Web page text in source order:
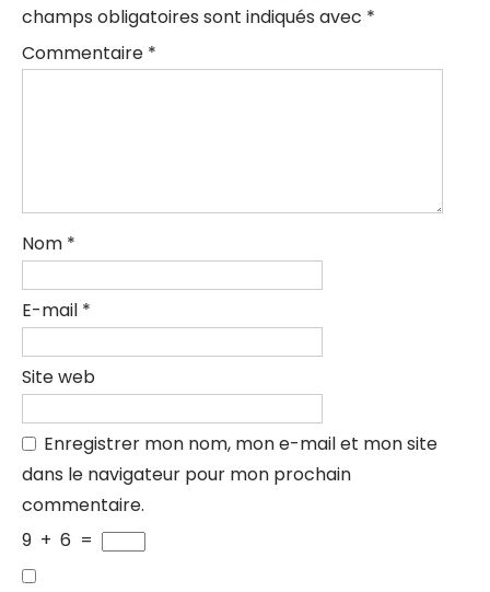
champs obligatoires sont indiqués avec *
Commentaire *
Nom *
E-mail *
Site web
Enregistrer mon nom, mon e-mail et mon site
dans le navigateur pour mon prochain
commentaire.
9 + 6 =